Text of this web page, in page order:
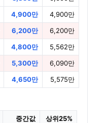
4,900만
4,900만
6,200만
6,200만
4,800만
5,562만
5,300만
6,090만
4,650만 5,575만
중간값
상위25%